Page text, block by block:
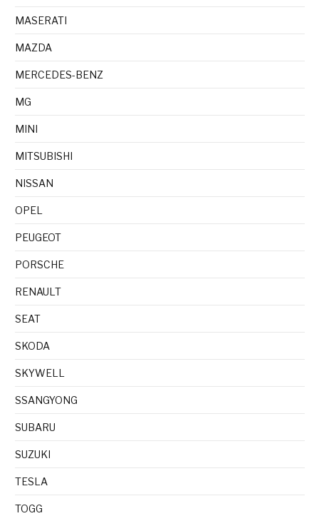
MASERATI
MAZDA
MERCEDES-BENZ
MG
MINI
MITSUBISHI
NISSAN
OPEL
PEUGEOT
PORSCHE
RENAULT
SEAT
SKODA
SKYWELL
SSANGYONG
SUBARU
SUZUKI
TESLA
TOGG